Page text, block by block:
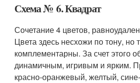
Схема № 6. Квадрат
Сочетание 4 цветов,
Цвета здесь несхожи по тону, но
комплементарны. За счет этого
динамичным, игривым и ярким.
красно-оранжевый, желтый,